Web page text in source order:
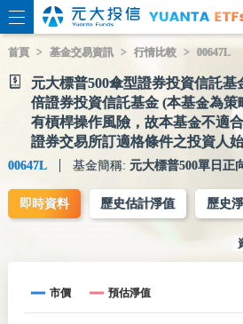
首頁 基金交易資訊 行情比較 00647L
元大標普500傘型證券投資信託基
倍證券投資信託基金 (本基金為
有槓桿操作風險，故本基金不適
證券交易所訂適格條件之投資人
00647L 基金簡稱: 元大標普500單日正
即時資料 歷史估計淨值 歷史
市價 預估淨值